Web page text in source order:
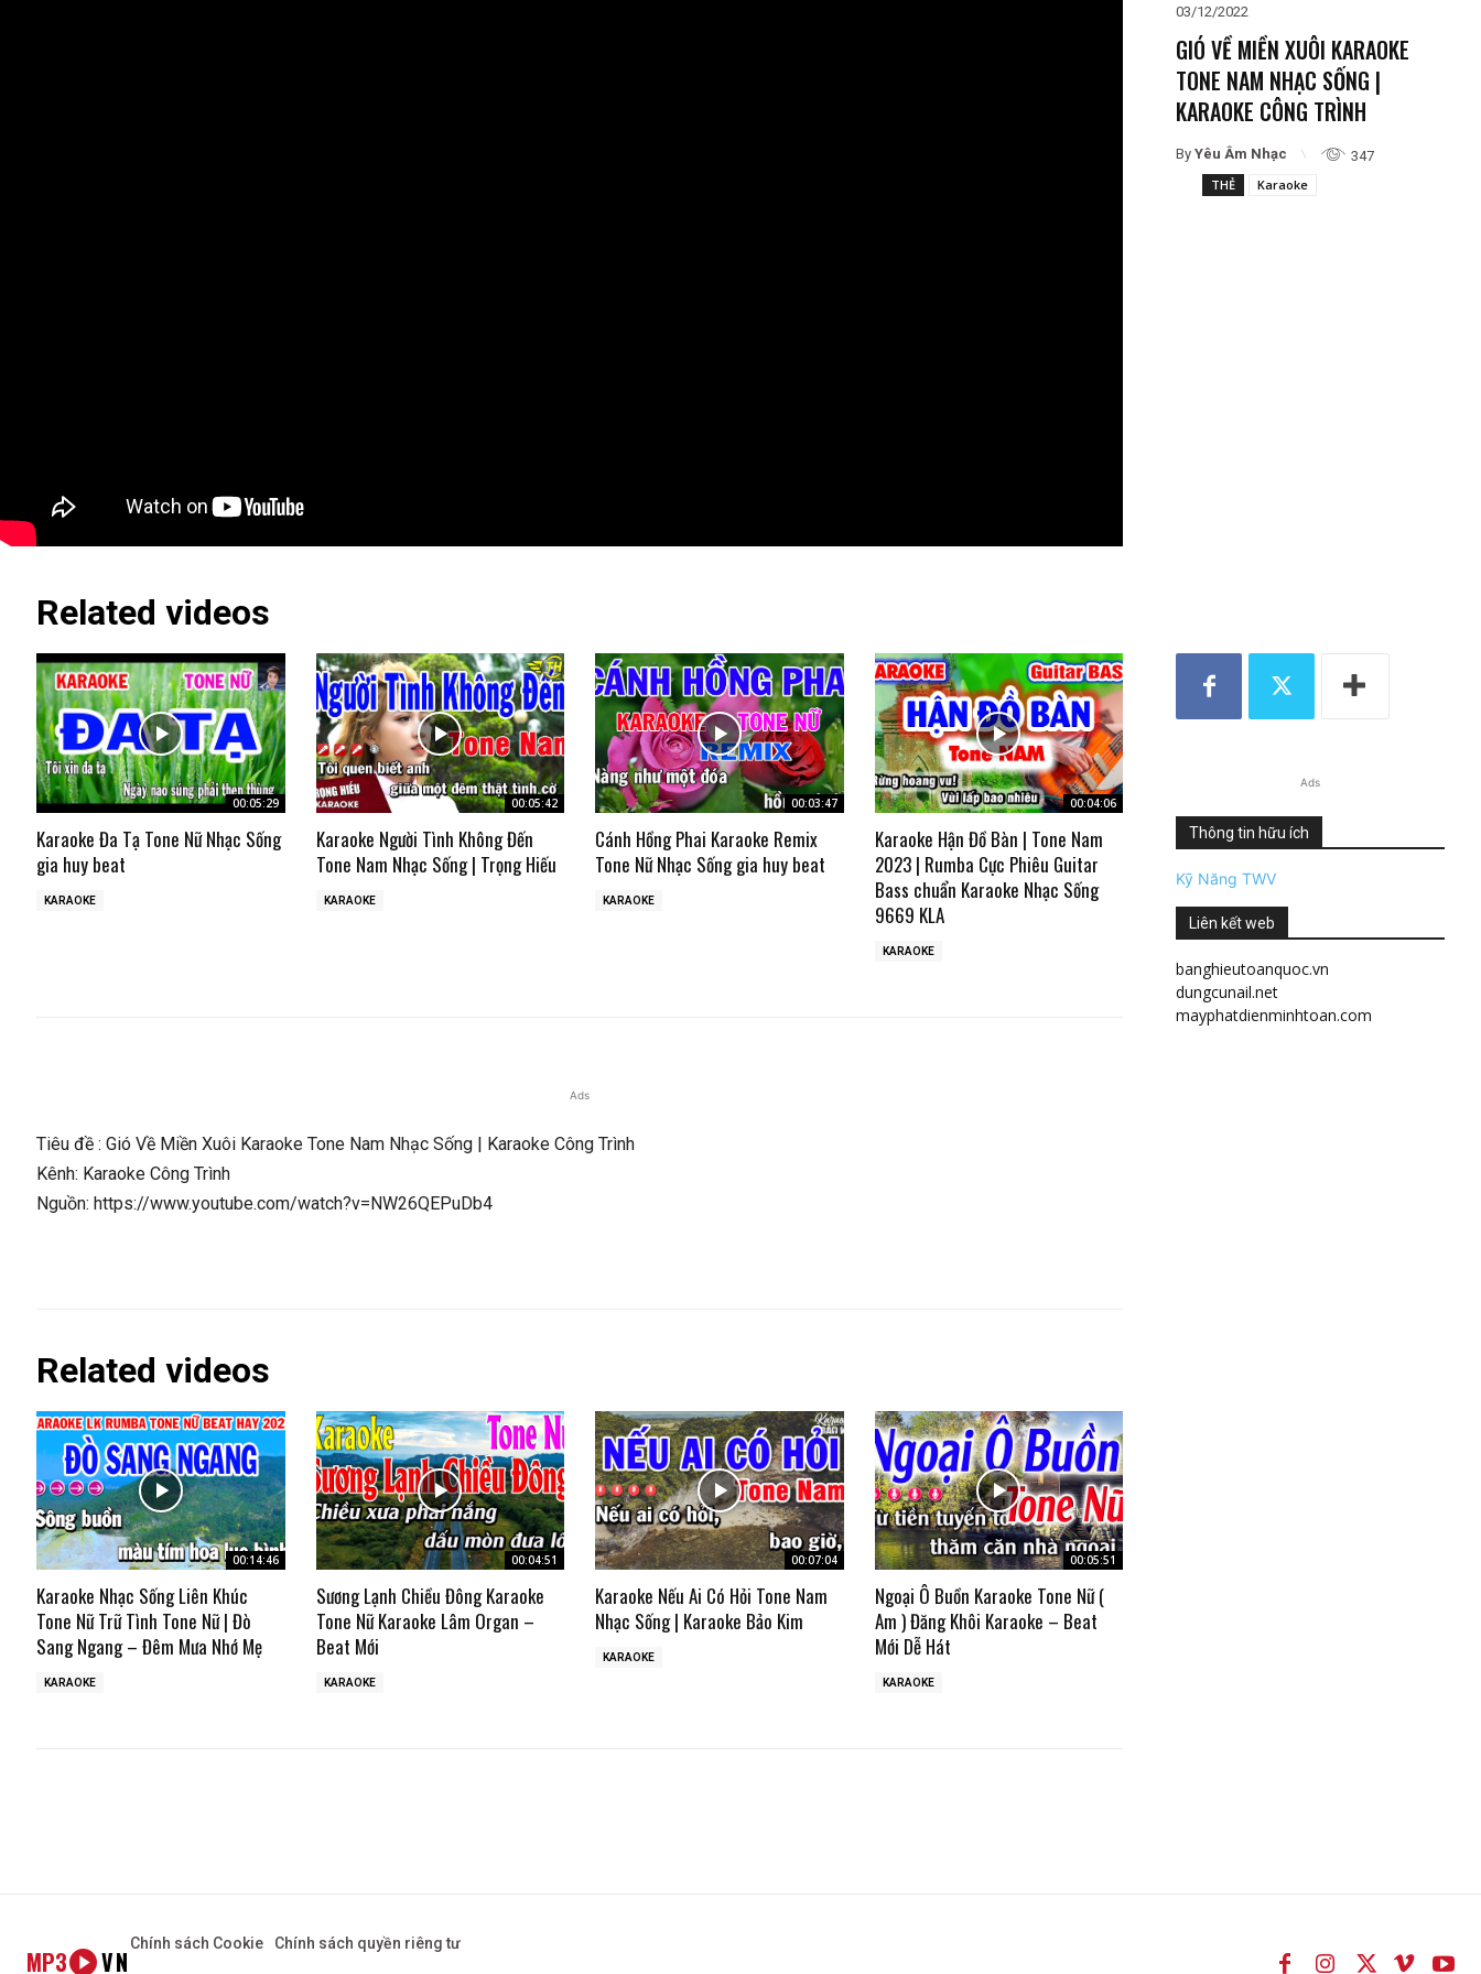
03/12/2022
GIÓ VỀ MIỀN XUÔI KARAOKE
TONE NAM NHẠC SỐNG |
KARAOKE CÔNG TRÌNH
By Yêu Âm Nhạc
347
THẺ
Karaoke
Related videos
00:05:29
Karaoke Đa Tạ Tone Nữ Nhạc Sống
gia huy beat
KARAOKE
00:05:42
Karaoke Người Tình Không Đến
Tone Nam Nhạc Sống | Trọng Hiếu
KARAOKE
00:03:47
Cánh Hồng Phai Karaoke Remix
Tone Nữ Nhạc Sống gia huy beat
KARAOKE
00:04:06
Karaoke Hận Đồ Bàn | Tone Nam
2023 | Rumba Cực Phiêu Guitar
Bass chuẩn Karaoke Nhạc Sống
9669 KLA
KARAOKE
Ads
Tiêu đề : Gió Về Miền Xuôi Karaoke Tone Nam Nhạc Sống | Karaoke Công Trình
Kênh: Karaoke Công Trình
Nguồn: https://www.youtube.com/watch?v=NW26QEPuDb4
Related videos
00:14:46
Karaoke Nhạc Sống Liên Khúc
Tone Nữ Trữ Tình Tone Nữ | Đò
Sang Ngang – Đêm Mưa Nhớ Mẹ
KARAOKE
00:04:51
Sương Lạnh Chiều Đông Karaoke
Tone Nữ Karaoke Lâm Organ –
Beat Mới
KARAOKE
00:07:04
Karaoke Nếu Ai Có Hỏi Tone Nam
Nhạc Sống | Karaoke Bảo Kim
KARAOKE
00:05:51
Ngoại Ô Buồn Karaoke Tone Nữ (
Am ) Đăng Khôi Karaoke – Beat
Mới Dễ Hát
KARAOKE
Ads
Thông tin hữu ích
Kỹ Năng TWV
Liên kết web
banghieutoanquoc.vn
dungcunail.net
mayphatdienminhtoan.com
MP3 VN
Chính sách Cookie Chính sách quyền riêng tư